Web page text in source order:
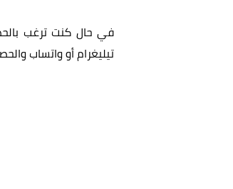
في حال كنت ترغب
تيليغرام أو واتساب